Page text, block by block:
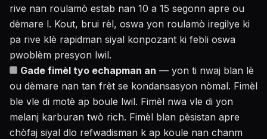
rive nan roulamò estab nan 10 a 15 segonn apre ou
dèmare l. Kout, brui rèl, oswa yon roulamò iregilye ki
pa rive klè rapidman siyal konpozant ki febli oswa
pwoblèm presyon lwil.
Gade fimèl tyo echapman an — yon ti nwaj blan lè
ou dèmare nan tan frèt se kondansasyon nòmal. Fimèl
ble vle di motè ap boule lwil. Fimèl nwa vle di yon
melanj karburan twò rich. Fimèl blan pèsistan apre
chòfaj siyal dlo refwadisman k ap koule nan chanm